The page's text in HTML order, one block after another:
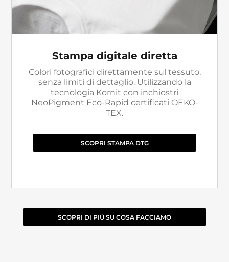
Stampa digitale diretta
Colori fotografici direttamente sul tessuto,
senza limiti di dettaglio. Utilizzando la
tecnologia Kornit con inchiostri
NeoPigment Eco-Rapid certificati OEKO-
TEX.
SCOPRI STAMPA DTG
SCOPRI DI PIÙ SU COSA FACCIAMO